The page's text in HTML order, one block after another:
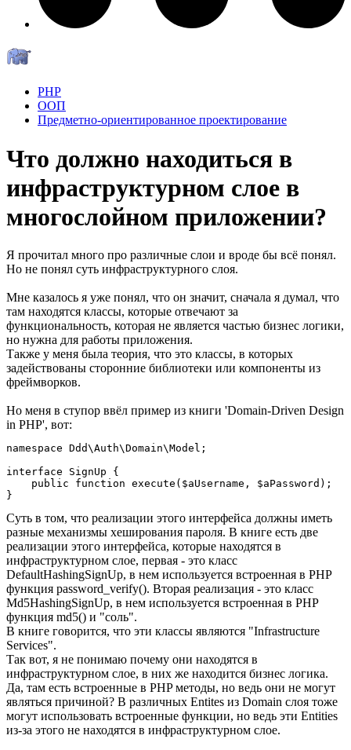
PHP
ООП
Предметно-ориентированное проектирование
Что должно находиться в
инфраструктурном слое в
многослойном приложении?
Я прочитал много про различные слои и вроде бы всё понял.
Но не понял суть инфраструктурного слоя.
Мне казалось я уже понял, что он значит, сначала я думал, что
там находятся классы, которые отвечают за
функциональность, которая не является частью бизнес логики,
но нужна для работы приложения.
Также у меня была теория, что это классы, в которых
задействованы сторонние библиотеки или компоненты из
фреймворков.
Но меня в ступор ввёл пример из книги 'Domain-Driven Design
in PHP', вот:
namespace Ddd\Auth\Domain\Model;
interface SignUp {
    public function execute($aUsername, $aPassword);
}
Суть в том, что реализации этого интерфейса должны иметь
разные механизмы хеширования пароля. В книге есть две
реализации этого интерфейса, которые находятся в
инфраструктурном слое, первая - это класс
DefaultHashingSignUp, в нем используется встроенная в PHP
функция password_verify(). Вторая реализация - это класс
Md5HashingSignUp, в нем используется встроенная в PHP
функция md5() и "соль".
В книге говорится, что эти классы являются "Infrastructure
Services".
Так вот, я не понимаю почему они находятся в
инфраструктурном слое, в них же находится бизнес логика.
Да, там есть встроенные в PHP методы, но ведь они не могут
являться причиной? В различных Entites из Domain слоя тоже
могут использовать встроенные функции, но ведь эти Entities
из-за этого не находятся в инфраструктурном слое.